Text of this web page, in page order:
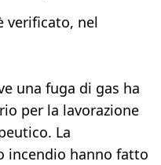
verificato, nel
una fuga di gas ha
per la lavorazione
La
incendio hanno fatto